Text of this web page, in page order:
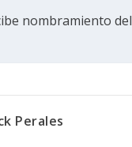
nombramiento del
Perales